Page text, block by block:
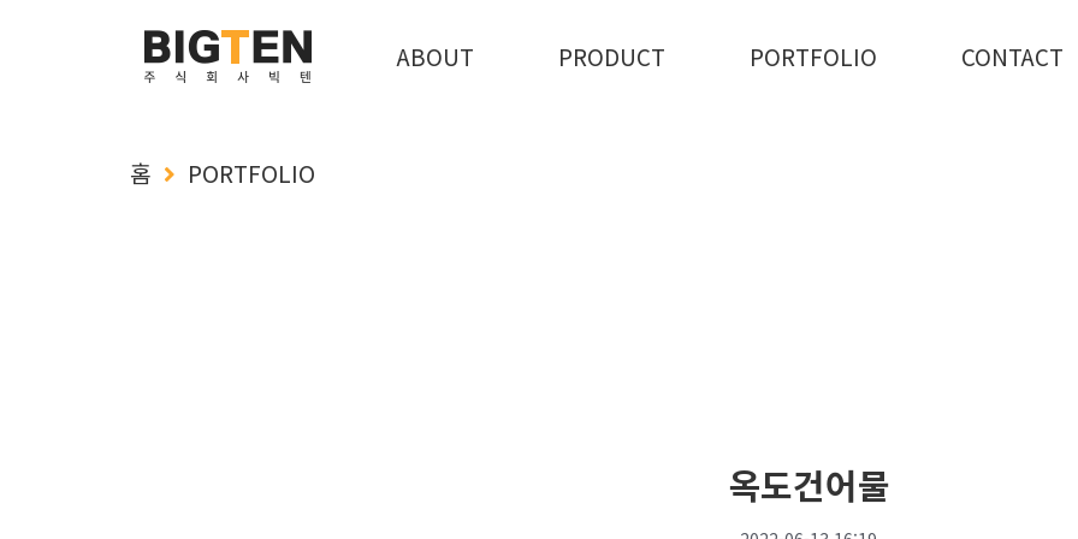
ABOUT PRODUCT PORTFOLIO CONTACT
홈 PORTFOLIO
옥도건어물